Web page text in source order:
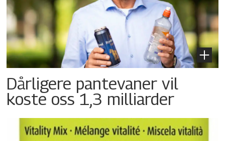
Dårligere pantevaner vil
koste oss 1,3 milliarder